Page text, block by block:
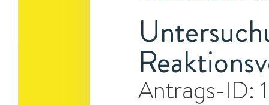
Antrags-ID: